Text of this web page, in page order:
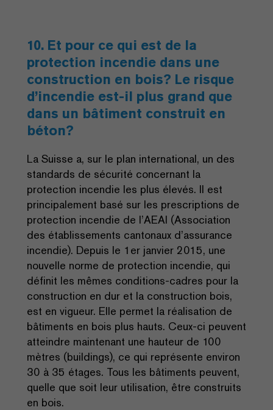
10. Et pour ce qui est de la
protection incendie dans une
construction en bois? Le risque
d’incendie est-il plus grand que
dans un bâtiment construit en
béton?
La Suisse a, sur le plan international, un des
standards de sécurité concernant la
protection incendie les plus élevés. Il est
principalement basé sur les prescriptions de
protection incendie de l’AEAI (Association
des établissements cantonaux d’assurance
incendie). Depuis le 1er janvier 2015, une
nouvelle norme de protection incendie, qui
définit les mêmes conditions-cadres pour la
construction en dur et la construction bois,
est en vigueur. Elle permet la réalisation de
bâtiments en bois plus hauts. Ceux-ci peuvent
atteindre maintenant une hauteur de 100
mètres (buildings), ce qui représente environ
30 à 35 étages. Tous les bâtiments peuvent,
quelle que soit leur utilisation, être construits
en bois.